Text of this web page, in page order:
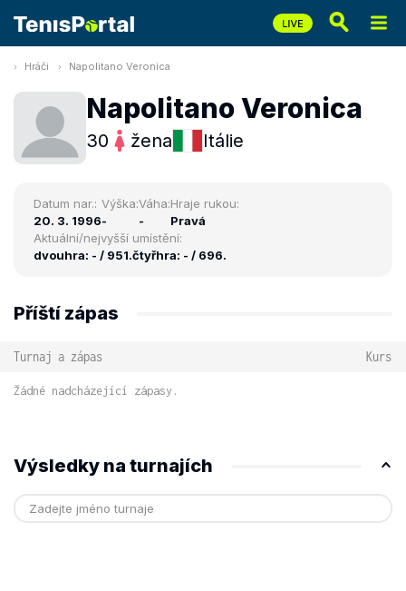
Hráči Napolitano Veronica
Napolitano Veronica
30 žena Itálie
Datum nar.:
20. 3. 1996
Výška:
-
Váha:
-
Hraje rukou:
Pravá
Aktuální/nejvyšší umístění:
dvouhra: - / 951.čtyřhra: - / 696.
Příští zápas
Turnaj a zápas Kurs
Žádné nadcházející zápasy.
Výsledky na turnajích